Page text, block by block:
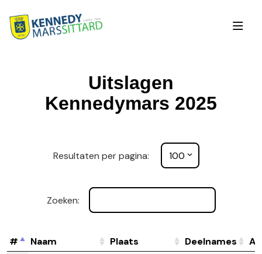
Uitslagen
Kennedymars 2025
Resultaten per pagina:
Zoeken:
# Naam Plaats Deelnames